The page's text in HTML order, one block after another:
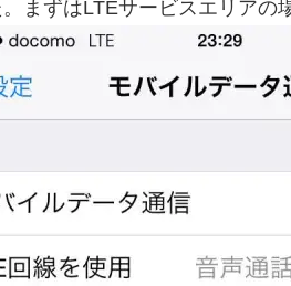
。まずはLTEサービスエリアの